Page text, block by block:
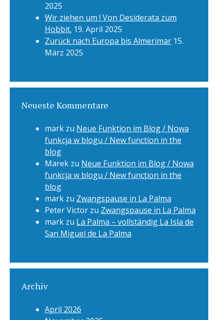
2025
Wir ziehen um ! Von Desiderata zum
Hobbit. 19. April 2025
Zurück nach Europa bis Almerimar 15.
März 2025
Neueste Kommentare
mark zu Neue Funktion im Blog / Nowa
funkcja w blogu / New function in the
blog
Marek zu Neue Funktion im Blog / Nowa
funkcja w blogu / New function in the
blog
mark zu Zwangspause in La Palma
Peter Victor zu Zwangspause in La Palma
mark zu La Palma – vollständig La Isla de
San Miguel de La Palma
Archiv
April 2026